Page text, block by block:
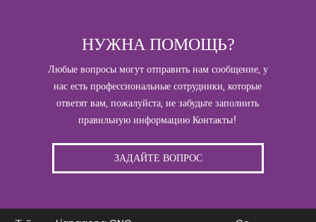
НУЖНА ПОМОЩЬ?
Любые вопросы могут отправить нам сообщение, у
нас есть профессиональные сотрудники, которые
ответят вам, пожалуйста, не забудьте заполнить
правильную информацию Контакты!
ЗАДАЙТЕ ВОПРОС